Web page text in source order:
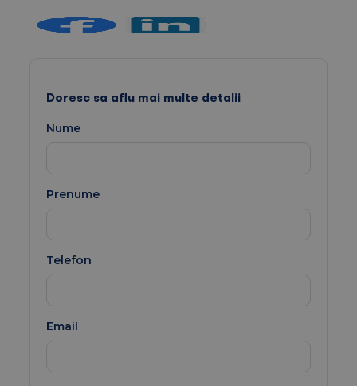
Doresc sa aflu mai multe detalii
Nume
Prenume
Telefon
Email